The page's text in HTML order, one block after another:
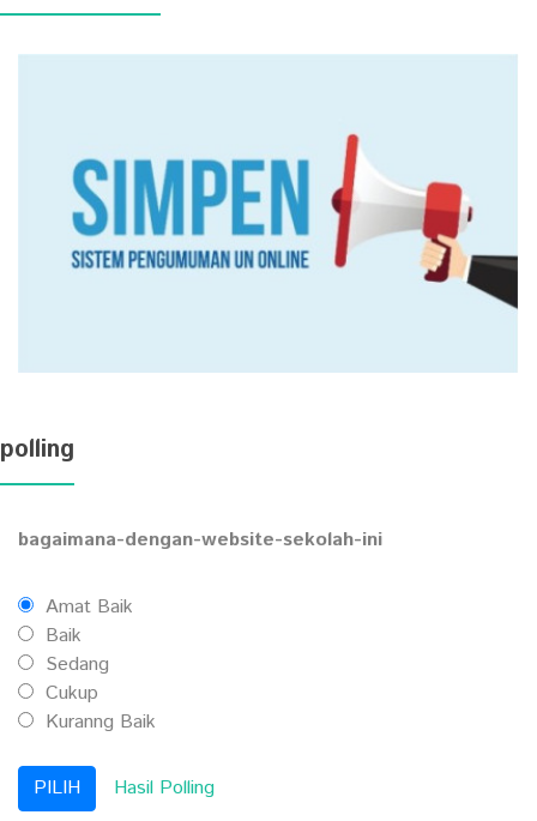
polling
bagaimana-dengan-website-sekolah-ini
Amat Baik
Baik
Sedang
Cukup
Kuranng Baik
Hasil Polling